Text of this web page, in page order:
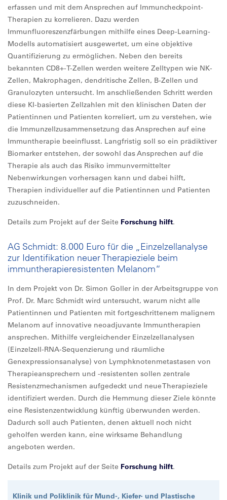
erfassen und mit dem Ansprechen auf Immuncheckpoint-
Therapien zu korrelieren. Dazu werden
Immunfluoreszenzfärbungen mithilfe eines Deep-Learning-
Modells automatisiert ausgewertet, um eine objektive
Quantifizierung zu ermöglichen. Neben den bereits
bekannten CD8+-T-Zellen werden weitere Zelltypen wie NK-
Zellen, Makrophagen, dendritische Zellen, B-Zellen und
Granulozyten untersucht. Im anschließenden Schritt werden
diese KI-basierten Zellzahlen mit den klinischen Daten der
Patientinnen und Patienten korreliert, um zu verstehen, wie
die Immunzellzusammensetzung das Ansprechen auf eine
Immuntherapie beeinflusst. Langfristig soll so ein prädiktiver
Biomarker entstehen, der sowohl das Ansprechen auf die
Therapie als auch das Risiko immunvermittelter
Nebenwirkungen vorhersagen kann und dabei hilft,
Therapien individueller auf die Patientinnen und Patienten
zuzuschneiden.
Details zum Projekt auf der Seite Forschung hilft.
AG Schmidt: 8.000 Euro für die „Einzelzellanalyse
zur Identifikation neuer Therapieziele beim
immuntherapieresistenten Melanom“
In dem Projekt von Dr. Simon Goller in der Arbeitsgruppe von
Prof. Dr. Marc Schmidt wird untersucht, warum nicht alle
Patientinnen und Patienten mit fortgeschrittenem malignem
Melanom auf innovative neoadjuvante Immuntherapien
ansprechen. Mithilfe vergleichender Einzelzellanalysen
(Einzelzell-RNA-Sequenzierung und räumliche
Genexpressionsanalyse) von Lymphknotenmetastasen von
Therapieansprechern und -resistenten sollen zentrale
Resistenzmechanismen aufgedeckt und neue Therapieziele
identifiziert werden. Durch die Hemmung dieser Ziele könnte
eine Resistenzentwicklung künftig überwunden werden.
Dadurch soll auch Patienten, denen aktuell noch nicht
geholfen werden kann, eine wirksame Behandlung
angeboten werden.
Details zum Projekt auf der Seite Forschung hilft.
Klinik und Poliklinik für Mund-, Kiefer- und Plastische